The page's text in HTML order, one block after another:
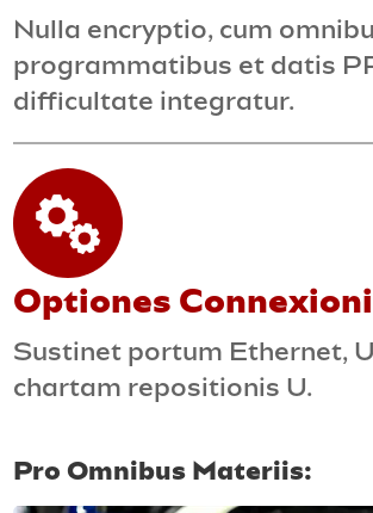
Nulla encryptio, cum
programmatibus et datis
difficultate integratur.
Optiones
Sustinet portum Ethernet,
chartam repositionis U.
Pro Omnibus Materiis: